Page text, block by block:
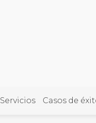
Servicios Casos de